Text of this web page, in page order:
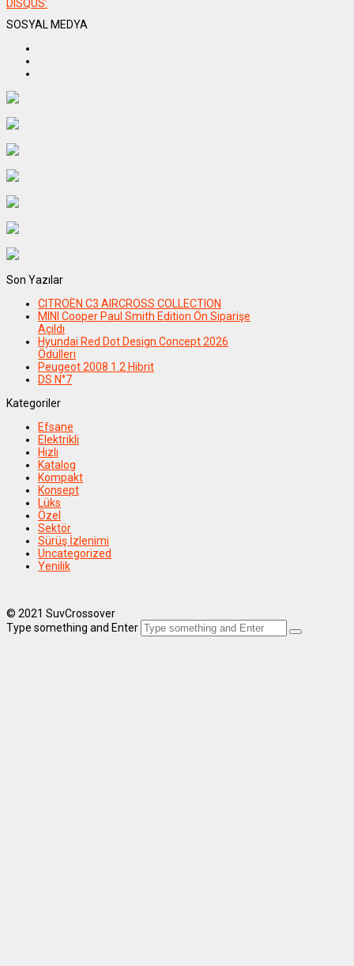
DISQUS:
SOSYAL MEDYA
Son Yazılar
CITROËN C3 AIRCROSS COLLECTION
MINI Cooper Paul Smith Edition Ön Siparişe
Açıldı
Hyundai Red Dot Design Concept 2026
Ödülleri
Peugeot 2008 1.2 Hibrit
DS N°7
Kategoriler
Efsane
Elektrikli
Hızlı
Katalog
Kompakt
Konsept
Lüks
Özel
Sektör
Sürüş İzlenimi
Uncategorized
Yenilik
© 2021 SuvCrossover
Type something and Enter